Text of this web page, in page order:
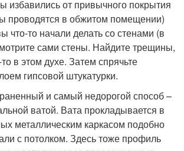
избавились от привычного покрытия
проводятся в обжитом помещении)
что-то начали делать со стенами (в
сами стены. Найдите трещины,
в этом духе. Затем спрячьте
гипсовой штукатурки.
и самый недорогой способ –
ватой. Вата прокладывается в
металлическим каркасом подобно
с потолком. Здесь тоже профиль